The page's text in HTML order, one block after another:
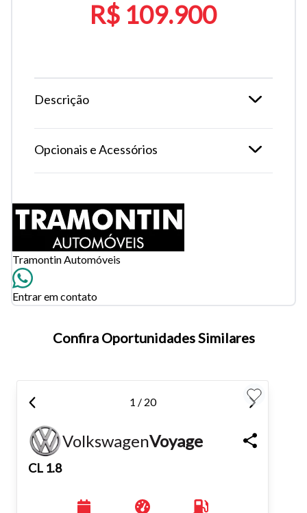
atalhos Ctrl+ (para aumentar) e Ctrl- (para diminuir) no seu
teclado.
Fechar
R$ 109.900
Descrição
Opcionais e Acessórios
Tramontin Automóveis
Entrar em contato
Confira Oportunidades Similares
1 / 20
VolkswagenVoyage
CL 1.8